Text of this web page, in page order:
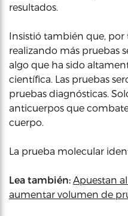
resultados.
Insistió también que, por
realizando más pruebas
algo que ha sido
científica. Las pruebas
pruebas diagnósticas.
anticuerpos que
cuerpo.
La prueba molecular
Lea también: Apuestan
aumentar volumen de